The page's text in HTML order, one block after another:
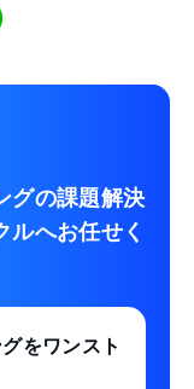
グの課題解決
ルへお任せく
をワンスト